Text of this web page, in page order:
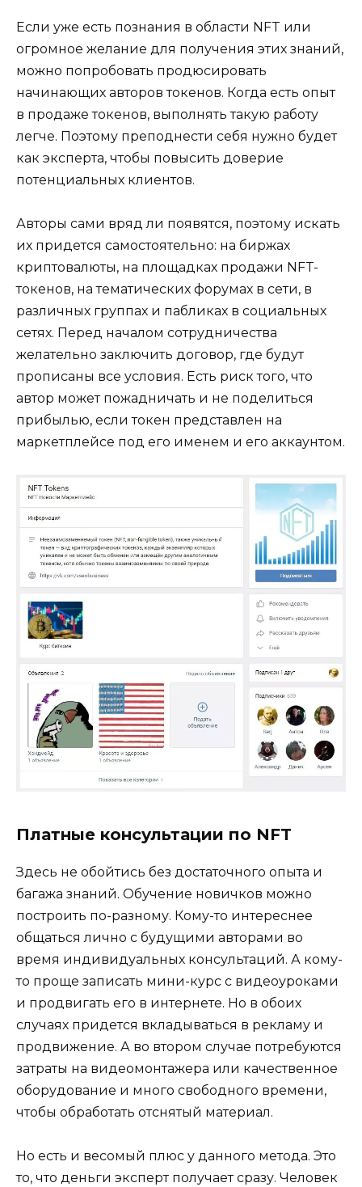
Если уже есть познания в области NFT или
огромное желание для получения этих знаний,
можно попробовать продюсировать
начинающих авторов токенов. Когда есть опыт
в продаже токенов, выполнять такую работу
легче. Поэтому преподнести себя нужно будет
как эксперта, чтобы повысить доверие
потенциальных клиентов.
Авторы сами вряд ли появятся, поэтому искать
их придется самостоятельно: на биржах
криптовалюты, на площадках продажи NFT-
токенов, на тематических форумах в сети, в
различных группах и пабликах в социальных
сетях. Перед началом сотрудничества
желательно заключить договор, где будут
прописаны все условия. Есть риск того, что
автор может пожадничать и не поделиться
прибылью, если токен представлен на
маркетплейсе под его именем и его аккаунтом.
Платные консультации по NFT
Здесь не обойтись без достаточного опыта и
багажа знаний. Обучение новичков можно
построить по-разному. Кому-то интереснее
общаться лично с будущими авторами во
время индивидуальных консультаций. А кому-
то проще записать мини-курс с видеоуроками
и продвигать его в интернете. Но в обоих
случаях придется вкладываться в рекламу и
продвижение. А во втором случае потребуются
затраты на видеомонтажера или качественное
оборудование и много свободного времени,
чтобы обработать отснятый материал.
Но есть и весомый плюс у данного метода. Это
то, что деньги эксперт получает сразу. Человек